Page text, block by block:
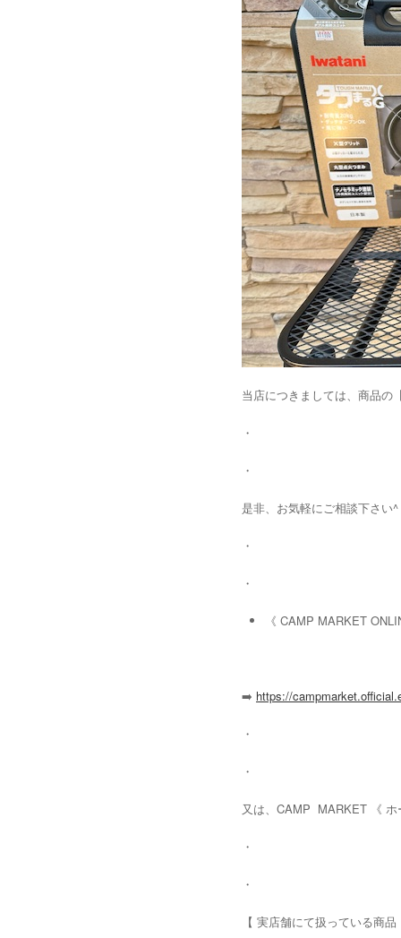
当店につきましては、商品の
・
・
是非、お気軽にご相談下さい
・
・
《 CAMP MARKET
➡️ https://
・
・
又は、CAMP MARKET 《
・
・
【 実店舗にて扱っている商